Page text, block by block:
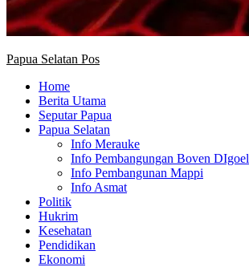
Papua Selatan Pos
Home
Berita Utama
Seputar Papua
Papua Selatan
Info Merauke
Info Pembangungan Boven DIgoel
Info Pembangunan Mappi
Info Asmat
Politik
Hukrim
Kesehatan
Pendidikan
Ekonomi